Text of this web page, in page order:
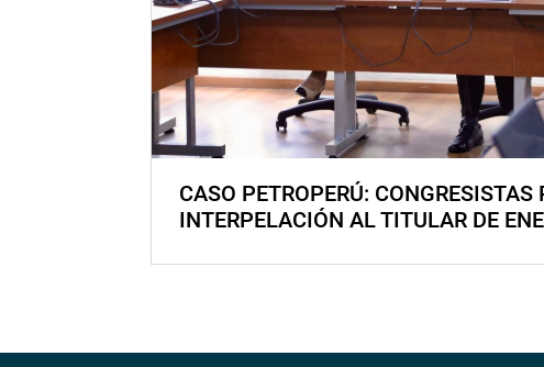
CASO PETROPERÚ: CONGRESISTAS
INTERPELACIÓN AL TITULAR DE